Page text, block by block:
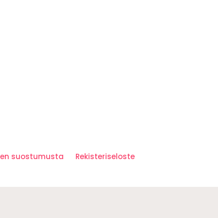
suostumusta Rekisteriseloste